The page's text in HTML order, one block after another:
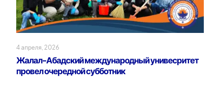
4 апреля, 2026
Жалал-Абадский международный унивесритет
провел очередной субботник